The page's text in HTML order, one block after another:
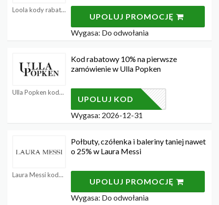
Loola kody rabatowe
UPOLUJ PROMOCJĘ
Wygasa: Do odwołania
Ulla Popken kody rabatowe
Kod rabatowy 10% na pierwsze
zamówienie w Ulla Popken
PLUS10
UPOLUJ KOD
Wygasa: 2026-12-31
Laura Messi kody rabatowe
Połbuty, czółenka i baleriny taniej nawet
o 25% w Laura Messi
UPOLUJ PROMOCJĘ
Wygasa: Do odwołania